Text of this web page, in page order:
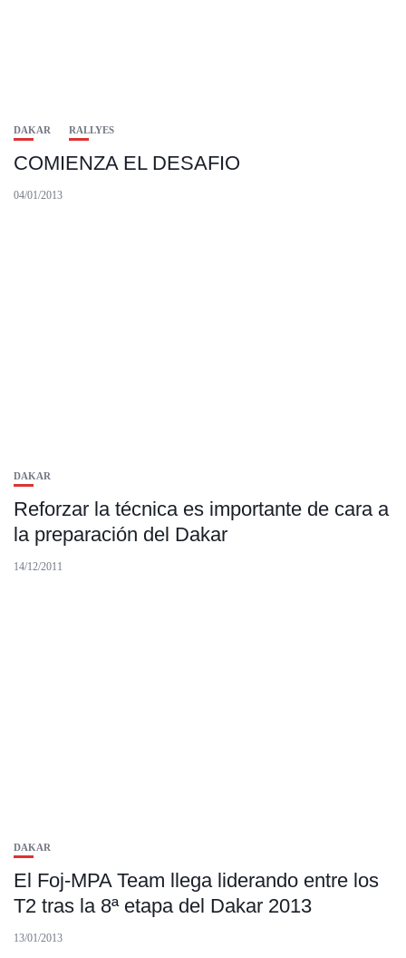
DAKAR RALLYES
COMIENZA EL DESAFIO
04/01/2013
DAKAR
Reforzar la técnica es importante de cara a
la preparación del Dakar
14/12/2011
DAKAR
El Foj-MPA Team llega liderando entre los
T2 tras la 8ª etapa del Dakar 2013
13/01/2013